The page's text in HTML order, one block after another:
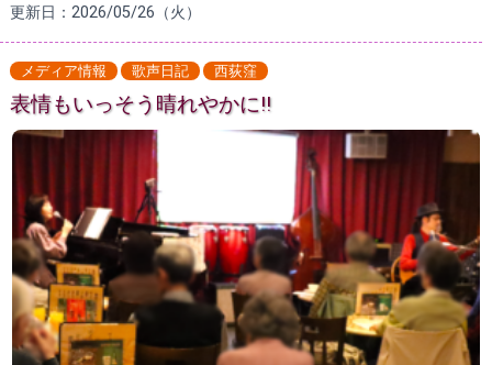
更新日：2026/05/26（火）
メディア情報 歌声日記 西荻窪
表情もいっそう晴れやかに!!